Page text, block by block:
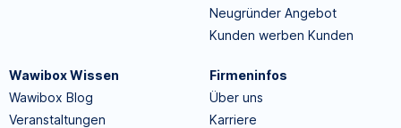
Neugründer Angebot
Kunden werben Kunden
Wawibox Wissen
Wawibox Blog
Veranstaltungen
Firmeninfos
Über uns
Karriere